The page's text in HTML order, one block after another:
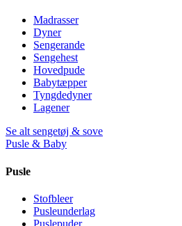
Madrasser
Dyner
Sengerande
Sengehest
Hovedpude
Babytæpper
Tyngdedyner
Lagener
Se alt sengetøj & sove
Pusle & Baby
Pusle
Stofbleer
Pusleunderlag
Puslepuder